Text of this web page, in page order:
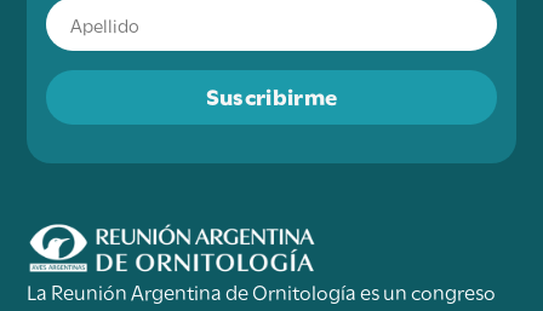
Suscribirme
La Reunión Argentina de Ornitología es un congreso